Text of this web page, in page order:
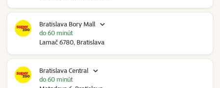
Bratislava Bory Mall
Lamač 6780, Bratislava
do 60 minút
Bratislava Central
do 60 minút